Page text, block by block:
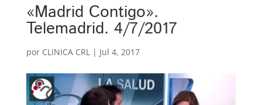
«Madrid Contigo».
Telemadrid. 4/7/2017
por CLINICA CRL| Jul 4, 2017